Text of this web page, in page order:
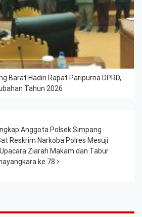
Barat Hadiri Rapat Paripurna DPRD,
Tahun 2026
Anggota Polsek Simpang
Reskrim Narkoba Polres Mesuji
Ziarah Makam dan Tabur
ke 78